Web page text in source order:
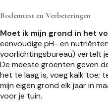
Bodemtest en Verbeteringen
Moet ik mijn grond in het
eenvoudige pH- en
voorlichtingsbureau) vertelt
De meeste groenten geven
het te laag is, voeg kalk toe;
mijn eigen grond elk jaar in
voor je tuin.